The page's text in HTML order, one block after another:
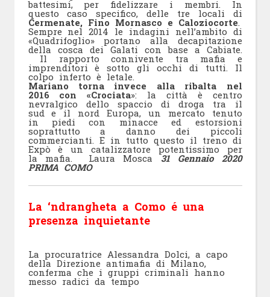
battesimi, per fidelizzare i membri. In
questo caso specifico, delle tre locali di
Cermenate, Fino Mornasco e Caloziocorte
Sempre nel 2014 le indagini nell’ambito di
«Quadrifoglio» portano alla decapitazione
della cosca dei Galati con base a Cabiate.
Il rapporto connivente tra mafia e
imprenditori è sotto gli occhi di tutti. Il
colpo inferto è letale.
Mariano torna invece alla ribalta nel
2016 con «Crociata»: la città è centro
nevralgico dello spaccio di droga tra il
sud e il nord Europa, un mercato tenuto
in piedi con minacce ed estorsioni
soprattutto a danno dei piccoli
commercianti. E in tutto questo il treno di
Expò è un catalizzatore potentissimo per
la mafia. Laura Mosca31 Gennaio 2020
PRIMA COMO
La ‘ndrangheta a Como é una
presenza inquietante
La procuratrice Alessandra Dolci, a capo
della Direzione antimafia di Milano,
conferma che i gruppi criminali hanno
messo radici da tempo